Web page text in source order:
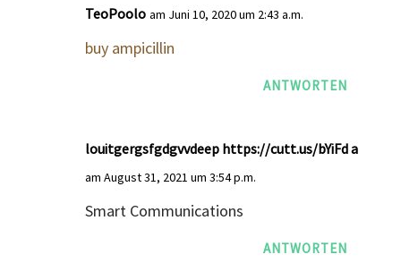
TeoPoolo am Juni 10, 2020 um 2:43 a.m.
buy ampicillin
ANTWORTEN
louitgergsfgdgvvdeep https://cutt.us/bYiFd a
am August 31, 2021 um 3:54 p.m.
Smart Communications
ANTWORTEN